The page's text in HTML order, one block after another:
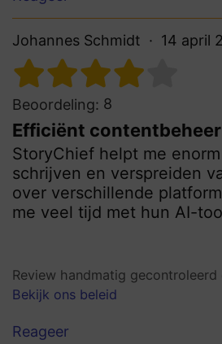
Johannes Schmidt 14 april
Beoordeling: 8
Efficiënt
StoryChief helpt me
schrijven en verspreiden
over verschillende
me veel tijd met hun AI-
Review handmatig gecontroleerd
Bekijk ons beleid
Reageer